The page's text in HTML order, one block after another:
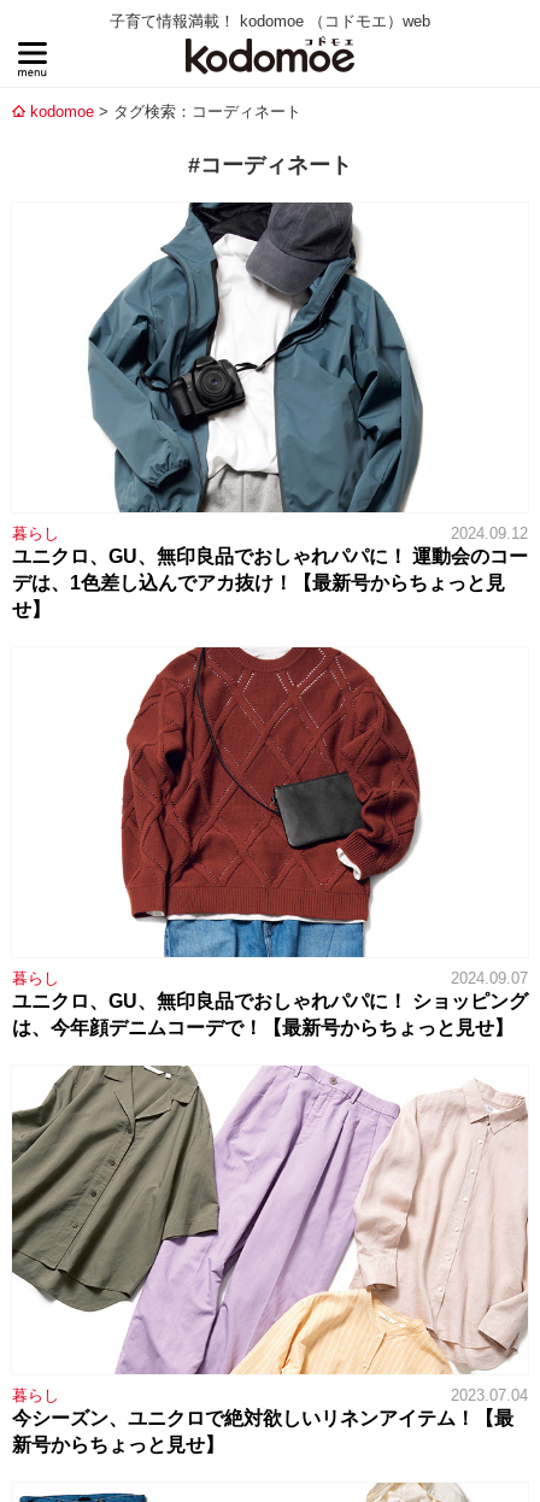
子育て情報満載！ kodomoe （コドモエ）web
kodomoe タグ検索：コーディネート
#コーディネート
暮らし 2024.09.12
ユニクロ、GU、無印良品でおしゃれパパに！ 運動会のコー
デは、1色差し込んでアカ抜け！【最新号からちょっと見
せ】
暮らし 2024.09.07
ユニクロ、GU、無印良品でおしゃれパパに！ ショッピング
は、今年顔デニムコーデで！【最新号からちょっと見せ】
暮らし 2023.07.04
今シーズン、ユニクロで絶対欲しいリネンアイテム！【最
新号からちょっと見せ】